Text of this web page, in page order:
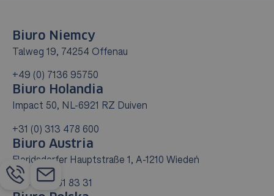
Biuro Niemcy
Talweg 19, 74254 Offenau
+49 (0) 7136 95750
Biuro Holandia
Impact 50, NL-6921 RZ Duiven
+31 (0) 313 478 600
Biuro Austria
Floridsdorfer Hauptstraße 1, A-1210 Wiedeń
+43 (0)1 361 83 31